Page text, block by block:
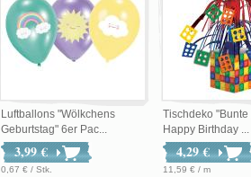
Luftballons "Wölkchens
Geburtstag" 6er Pac...
3,99 €
0,67 € / Stk.
Tischdeko
Happy Birthday ...
4,29 €
11,59 € / m